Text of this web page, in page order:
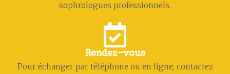
sophrologues professionnels.
Rendez-vous
Pour échanger par téléphone ou en ligne, contactez